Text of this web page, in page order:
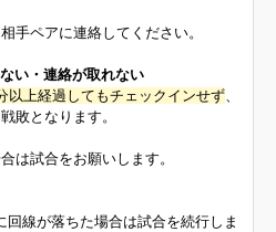
手ペアに連絡してください。
い・連絡が取れない
以上経過してもチェックインせず
敗となります。
は試合をお願いします。
回線が落ちた場合は試合を続行しま